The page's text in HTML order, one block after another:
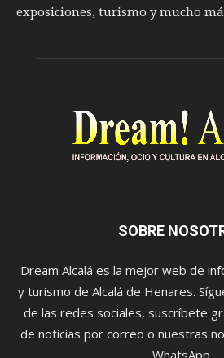
exposiciones, turismo y mucho
SOBRE
Dream Alcalá es la mejor web de
y turismo de Alcalá de Henares.
de las redes sociales, suscríbete
de noticias por correo o nuestras